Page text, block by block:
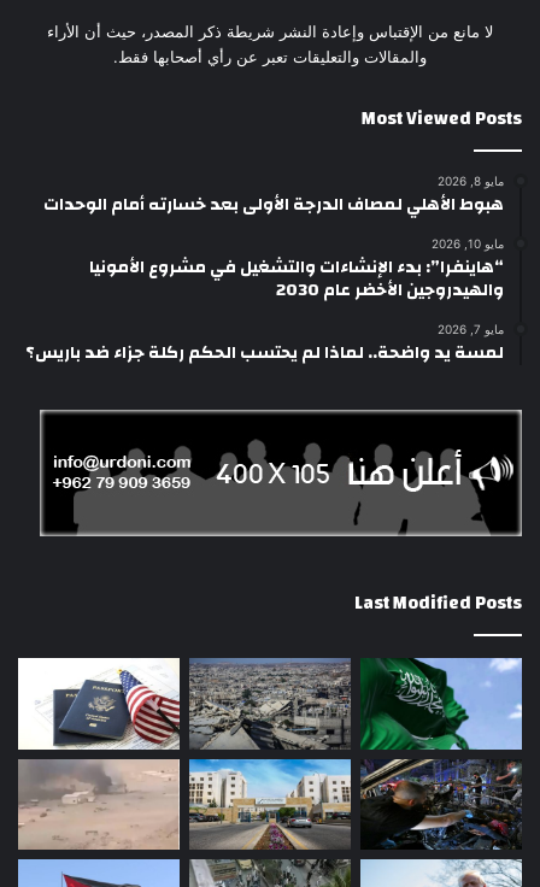
لا مانع من الإقتباس وإعادة النشر شريطة ذكر المصدر، حيث أن الأراء
والمقالات والتعليقات تعبر عن رأي أصحابها فقط.
Most Viewed Posts
مايو 8, 2026
هبوط الأهلي لمصاف الدرجة الأولى بعد خسارته أمام الوحدات
مايو 10, 2026
“هاينفرا”: بدء الإنشاءات والتشغيل في مشروع الأمونيا
والهيدروجين الأخضر عام 2030
مايو 7, 2026
لمسة يد واضحة.. لماذا لم يحتسب الحكم ركلة جزاء ضد باريس؟
Last Modified Posts